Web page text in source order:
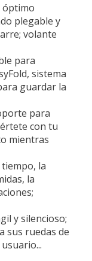
óptimo
plegable y
volante
para
sistema
guardar la
para
con tu
mientras
la
la
y silencioso;
sus ruedas de